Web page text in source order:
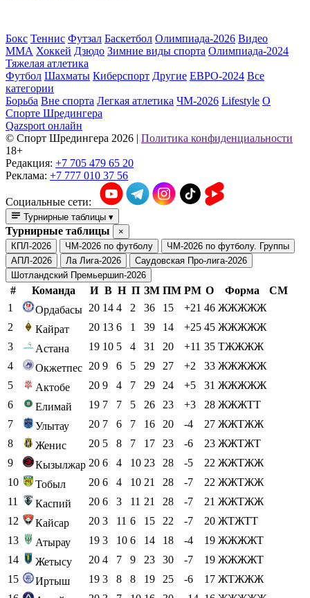
Бокс Теннис Футзал Баскетбол Олимпиада-2026 Видео
ММА Хоккей Дзюдо Зимние виды спорта Олимпиада-2024
Тяжелая атлетика
Футбол Шахматы Киберспорт Другие ЕВРО-2024 Все
категории
Борьба Вне спорта Легкая атлетика ЧМ-2026 Lifestyle О
Спорте Шредингера
Qazsport онлайн
© Cпорт Шредингера 2026 | Политика конфиденциальности
18+
Редакция: +7 705 479 65 20
Реклама: +7 777 010 37 56
Социальные сети:
Турнирные таблицы ▾
Турнирные таблицы
×
КПЛ-2026
ЧМ-2026 по футболу
ЧМ-2026 по футболу. Группы
АПЛ-2026
Ла Лига-2026
Саудовская Про-лига-2026
Шотландский Премьершип-2026
# Команда И В Н П ЗМ ПМ РМ О Форма
СМ
1
Ордабасы 20 14 4 2 36 15 +21 46 ЖЖЖЖЖ
2
Кайрат 20 13 6 1 39 14 +25 45 ЖЖЖЖЖ
3
Астана 19 10 5 4 31 20 +11 35 ТЖЖЖЖ
4
Окжетпес 20 9 6 5 29 27 +2 33 ЖЖЖЖЖ
5
Актобе 20 9 4 7 29 24 +5 31 ЖЖЖЖЖ
6
Елимай 19 7 7 5 26 23 +3 28 ЖЖЖТТ
7
Улытау 20 7 6 7 16 20 -4 27 ЖЖТЖЖ
8
Женис 20 5 8 7 17 23 -6 23 ЖЖТЖТ
9
Кызылжар 20 6 4 10 23 28 -5 22 ЖЖТЖЖ
10
Тобыл 20 6 4 10 21 28 -7 22 ЖЖТЖЖ
11
Каспий 20 6 3 11 21 28 -7 21 ЖЖТЖЖ
12
Кайсар 20 3 11 6 15 22 -7 20 ЖТЖТТ
13
Атырау 19 3 10 6 14 18 -4 19 ЖЖЖЖТ
14
Жетысу 20 4 7 9 23 30 -7 19 ЖЖЖЖТ
15
Иртыш 19 3 8 8 19 25 -6 17 ЖТЖЖЖ